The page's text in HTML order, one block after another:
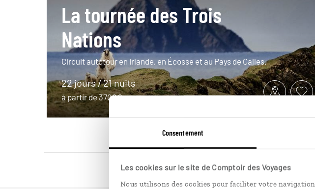
Consentement
Les cookies sur le site de Comptoir des Voyages
Nous utilisons des cookies pour faciliter votre
La tournée des Trois
Nations
Circuit autotour en Irlande, en Écosse et au Pays de Galles.
22 jours / 21 nuits
à partir de 3700€